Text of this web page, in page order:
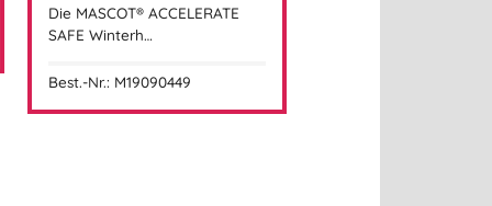
Die MASCOT® ACCELERATE
SAFE Winterh…
Best.-Nr.: M19090449